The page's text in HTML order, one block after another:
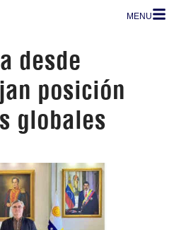
MENU
desde
posición
globales